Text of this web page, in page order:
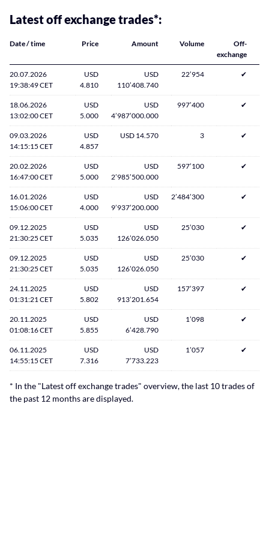
Latest off exchange trades*:
Date / time Price Amount Volume
Off-
exchange
20.07.2026
19:38:49 CET
USD
4.810
USD
110’408.740
22’954 ✔
18.06.2026
13:02:00 CET
USD
5.000
USD
4’987’000.000
997’400 ✔
09.03.2026
14:15:15 CET
USD
4.857
USD 14.570 3 ✔
20.02.2026
16:47:00 CET
USD
5.000
USD
2’985’500.000
597’100 ✔
16.01.2026
15:06:00 CET
USD
4.000
USD
9’937’200.000
2’484’300 ✔
09.12.2025
21:30:25 CET
USD
5.035
USD
126’026.050
25’030 ✔
09.12.2025
21:30:25 CET
USD
5.035
USD
126’026.050
25’030 ✔
24.11.2025
01:31:21 CET
USD
5.802
USD
913’201.654
157’397 ✔
20.11.2025
01:08:16 CET
USD
5.855
USD
6’428.790
1’098 ✔
06.11.2025
14:55:15 CET
USD
7.316
USD
7’733.223
1’057 ✔
* In the "Latest off exchange trades" overview, the last 10 trades of
the past 12 months are displayed.